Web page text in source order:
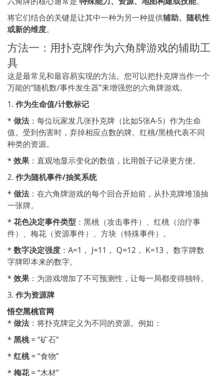
将它们结合的关键是让其中一种为另一种提供辅助、随机性
或新的维度。
方法一：用扑克牌作为六角牌游戏的辅助工
具
这是最常见和最容易实现的方法。您可以把扑克牌当作一个
万能的“随机数/事件发生器”来增强您的六角牌游戏。
1. 作为生命值/计数标记
* 做法：每位玩家发几张扑克牌（比如5张A-5）作为生命
值。受到伤害时，弃掉相应点数的牌。红桃/黑桃代表不同
种类的资源。
* 效果 ：直观地显示变化的数值，比用骰子记录更方便。
2. 作为随机事件/抽奖系统
* 做法：在六角牌游戏的每个回合开始前，从扑克牌堆顶抽
一张牌。
* 花色决定事件类型 ：黑桃（攻击事件）、红桃（治疗事
件）、梅花（资源事件）、方块（特殊事件）。
* 数字决定强度 ：A=1， J=11， Q=12， K=13， 数字牌数
字牌即本来的数字。
* 效果 ：为游戏增加了不可预测性，让每一局都变得独特。
3. 作为资源牌
悟空黑桃官网
* 做法：将扑克牌定义为不同的资源。例如：
* 黑桃= “矿石”
* 红桃= “食物”
* 梅花= “木材”